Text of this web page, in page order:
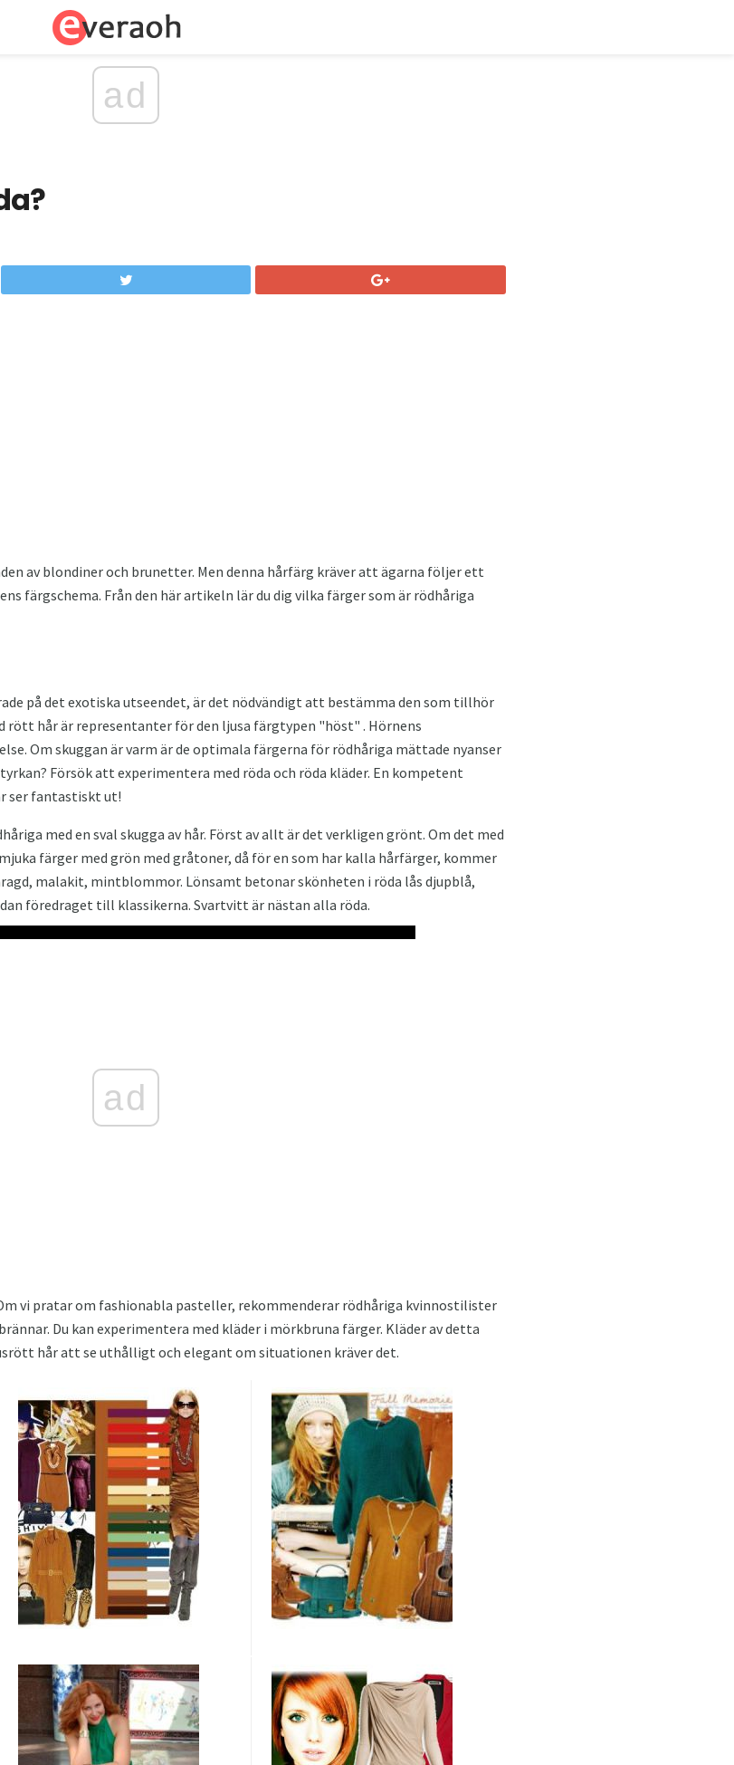
ad
av blondiner och brunetter. Men denna hårfärg kräver att ägarna följer ett
färgschema. Från den här artikeln lär du dig vilka färger som är rödhåriga
på det exotiska utseendet, är det nödvändigt att bestämma den som tillhör
rött hår är representanter för den ljusa färgtypen "höst" . Hörnens
Om skuggan är varm är de optimala färgerna för rödhåriga mättade nyanser
Försök att experimentera med röda och röda kläder. En kompetent
ser fantastiskt ut!
med en sval skugga av hår. Först av allt är det verkligen grönt. Om det med
färger med grön med gråtoner, då för en som har kalla hårfärger, kommer
malakit, mintblommor. Lönsamt betonar skönheten i röda lås djupblå,
föredraget till klassikerna. Svartvitt är nästan alla röda.
ad
vi ​​pratar om fashionabla pasteller, rekommenderar rödhåriga kvinnostilister
Du kan experimentera med kläder i mörkbruna färger. Kläder av detta
hår att se uthålligt och elegant om situationen kräver det.